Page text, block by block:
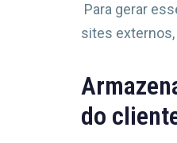
Para gerar
sites
do